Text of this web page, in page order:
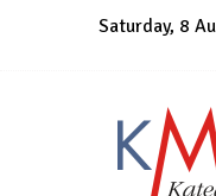
Saturday, 8